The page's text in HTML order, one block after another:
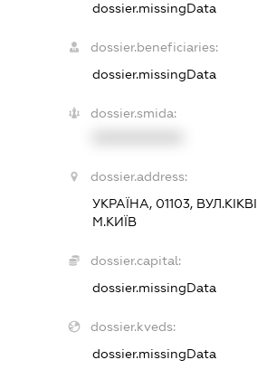
dossier.missingData
dossier.beneficiaries:
dossier.missingData
dossier.smida:
dossier.address:
УКРАЇНА, 01103,
М.КИЇВ
dossier.capital:
dossier.missingData
dossier.kveds:
dossier.missingData